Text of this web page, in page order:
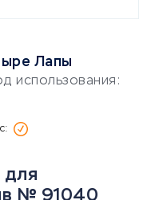
Лапы
использования:
для
№ 91040